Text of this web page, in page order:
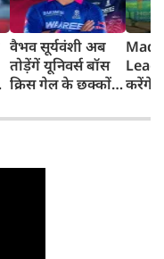
वैभव सूर्यवंशी अब
तोड़ेंगें यूनिवर्स बॉस
क्रिस गेल के छक्कों
करेंगे
टीम में